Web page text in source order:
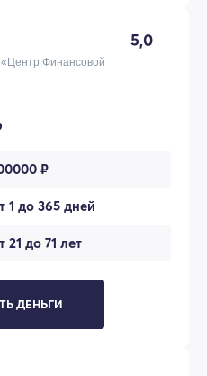
5,0
Финансовой
₽
1 до 365 дней
21 до 71 лет
ДЕНЬГИ